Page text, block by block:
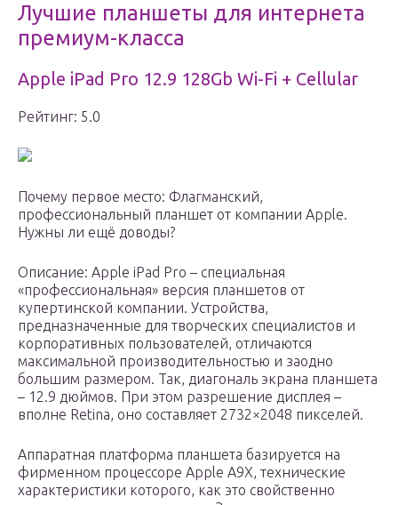
Лучшие планшеты для интернета
премиум-класса
Apple iPad Pro 12.9 128Gb Wi-Fi + Cellular
Рейтинг: 5.0
Почему первое место: Флагманский,
профессиональный планшет от компании Apple.
Нужны ли ещё доводы?
Описание: Apple iPad Pro – специальная
«профессиональная» версия планшетов от
купертинской компании. Устройства,
предназначенные для творческих специалистов и
корпоративных пользователей, отличаются
максимальной производительностью и заодно
большим размером. Так, диагональ экрана планшета
– 12.9 дюймов. При этом разрешение дисплея –
вполне Retina, оно составляет 2732×2048 пикселей.
Аппаратная платформа планшета базируется на
фирменном процессоре Apple A9X, технические
характеристики которого, как это свойственно